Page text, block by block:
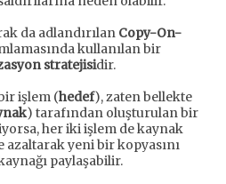
da adlandırılan Copy-On-
kullanılan bir
stratejisidir.
işlem (hedef), zaten bellekte
) tarafından oluşturulan bir
her iki işlem de kaynak
yeni bir kopyasını
paylaşabilir.